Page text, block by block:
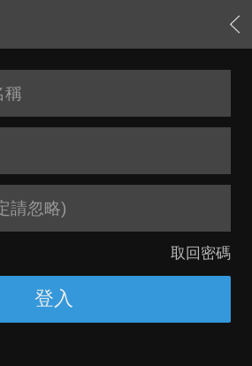
請忽略)
取回密碼
登入